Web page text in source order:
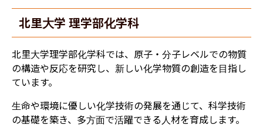
北里大学 理学部化学科
北里大学理学部化学科では、原子・分子レベルでの物質
の構造や反応を研究し、新しい化学物質の創造を目指し
ています。
生命や環境に優しい化学技術の発展を通じて、科学技術
の基礎を築き、多方面で活躍できる人材を育成します。